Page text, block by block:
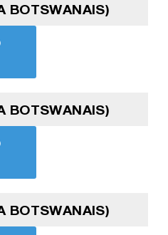
BOTSWANAIS)
BOTSWANAIS)
BOTSWANAIS)